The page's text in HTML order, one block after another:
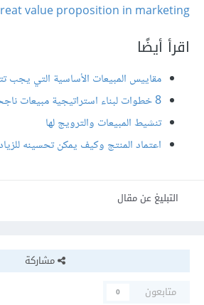
value proposition in marketing
اقرأ أيضًا
مقاييس المبيعات الأساسية التي يجب
8 خطوات لبناء استراتيجية مبيعات ناجحة
تنشيط المبيعات والترويج لها
اعتماد المنتج وكيف يمكن تحسينه
التبليغ عن مقال
مشاركة
متابعون
0